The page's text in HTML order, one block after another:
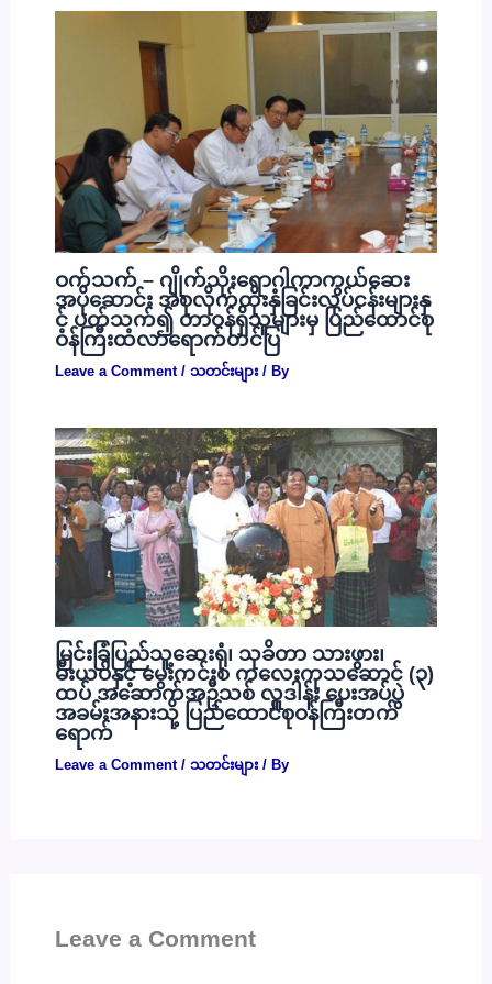
ဝက်သက် – ဂျိုက်သိုးရောဂါကာကွယ်ဆေး
အပိုဆောင်း အစုလိုက်ထိုးနှံခြင်းလုပ်ငန်းများနှ
င့် ပတ်သက်၍ တာဝန်ရှိသူများမှ ပြည်ထောင်စု
ဝန်ကြီးထံလာရောက်တင်ပြ
Leave a Comment / သတင်းများ/ By
မြင်းခြံပြည်သူ့ဆေးရုံ၊ သုခိတာ သားဖွား၊
မီးယပ်နှင့် မွေးကင်းစ ကလေးကုသဆောင် (၃)
ထပ် အဆောက်အဦသစ် လှူဒါန်း ပေးအပ်ပွဲ
အခမ်းအနားသို့ ပြည်ထောင်စုဝန်ကြီးတက်
ရောက်
Leave a Comment / သတင်းများ/ By
Leave a Comment